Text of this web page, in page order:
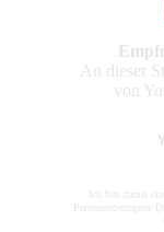
An dieser
von
Ich bin damit
Personenbezogene